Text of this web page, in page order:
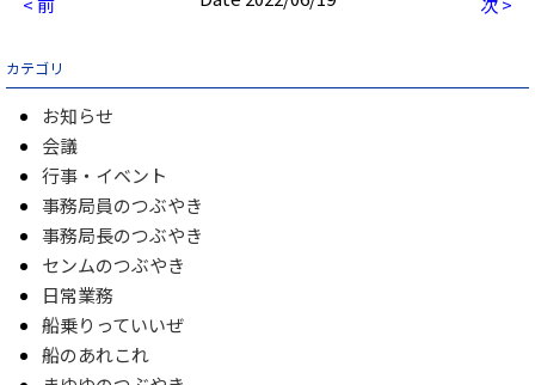
カテゴリ
お知らせ
会議
行事・イベント
事務局員のつぶやき
事務局長のつぶやき
センムのつぶやき
日常業務
船乗りっていいぜ
船のあれこれ